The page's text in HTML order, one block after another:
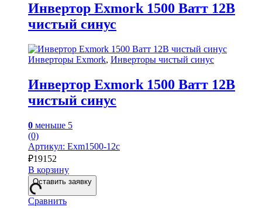
Инвертор Exmork 1500 Ватт 12В
чистый синус
Инверторы Exmork, Инверторы чистый синус
Инвертор Exmork 1500 Ватт 12В
чистый синус
0 меньше 5
(0)
Артикул: Exm1500-12с
₽19152
В корзину
Оставить заявку
Сравнить